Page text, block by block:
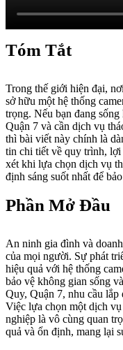
Tóm Tắt
Trong thế giới hiện đại,
sở hữu một hệ thống
trọng. Nếu bạn đang
Quận 7 và cần dịch vụ
thì bài viết này chính là
tin chi tiết về quy trình,
xét khi lựa chọn dịch vụ
định sáng suốt nhất để
Phần Mở Đầu
An ninh gia đình và
của mọi người. Sự phát
hiệu quả với hệ thống
bảo vệ không gian sống
Quy, Quận 7, nhu cầu lắp
Việc lựa chọn một dịch
nghiệp là vô cùng quan
quả và ổn định, mang lại